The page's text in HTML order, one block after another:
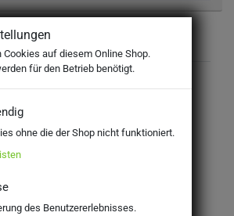
200g
mit mediterranem Gemüse
g
1,4 g
Cookies auf diesem Online Shop.
für den Betrieb benötigt.
ohne die der Shop nicht funktioniert.
des Benutzererlebnisses.